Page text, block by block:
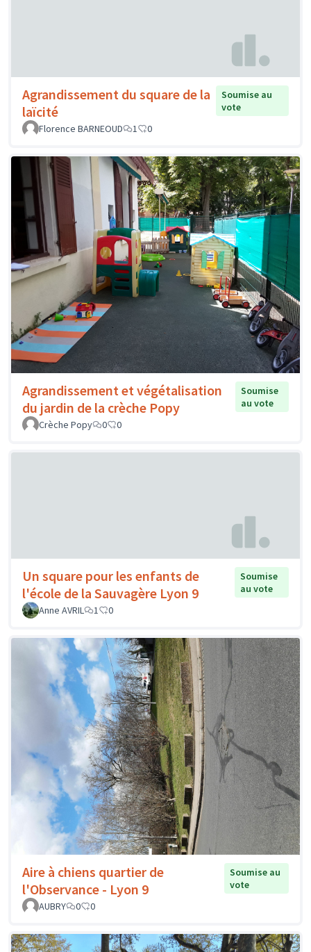
Agrandissement du square de la
laïcité
Soumise au
vote
Florence BARNEOUD
1 0
Agrandissement et végétalisation
du jardin de la crèche Popy
Soumise
au vote
Crèche Popy
0 0
Un square pour les enfants de
l'école de la Sauvagère Lyon 9
Soumise
au vote
Anne AVRIL
1 0
Aire à chiens quartier de
l'Observance - Lyon 9
Soumise au
vote
AUBRY
0 0